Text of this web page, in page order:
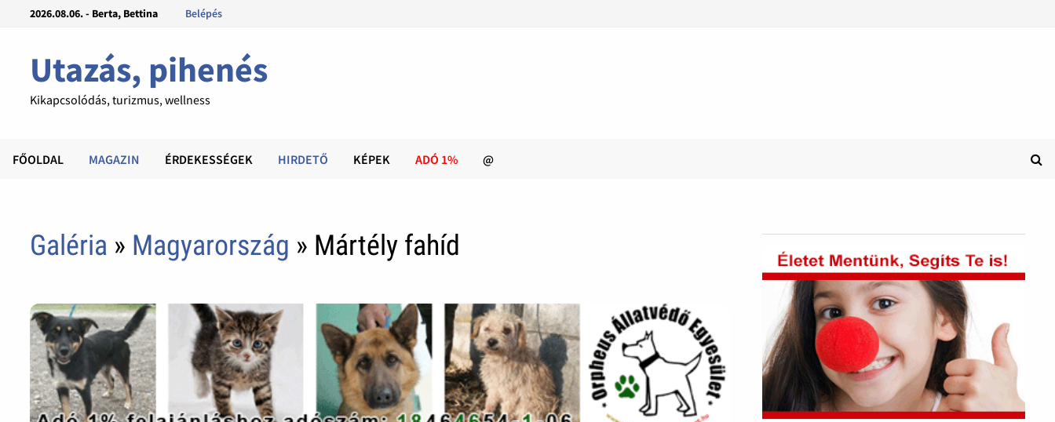
2026.08.06. - Berta, Bettina Belépés
Utazás, pihenés
Kikapcsolódás, turizmus, wellness
FŐOLDAL MAGAZIN ÉRDEKESSÉGEK HIRDETŐ KÉPEK ADÓ 1% @
Galéria » Magyarország » Mártély fahíd